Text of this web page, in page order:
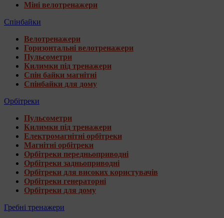
Міні велотренажери
Спінбайки
Велотренажери
Горизонтальні велотренажери
Пульсометри
Килимки під тренажери
Спін байки магнітні
Спінбайки для дому
Орбітреки
Пульсометри
Килимки під тренажери
Електромагнітні орбітреки
Магнітні орбітреки
Орбітреки передньоприводні
Орбітреки задньоприводні
Орбітреки для високих користувачів
Орбітреки генераторні
Орбітреки для дому
Гребні тренажери